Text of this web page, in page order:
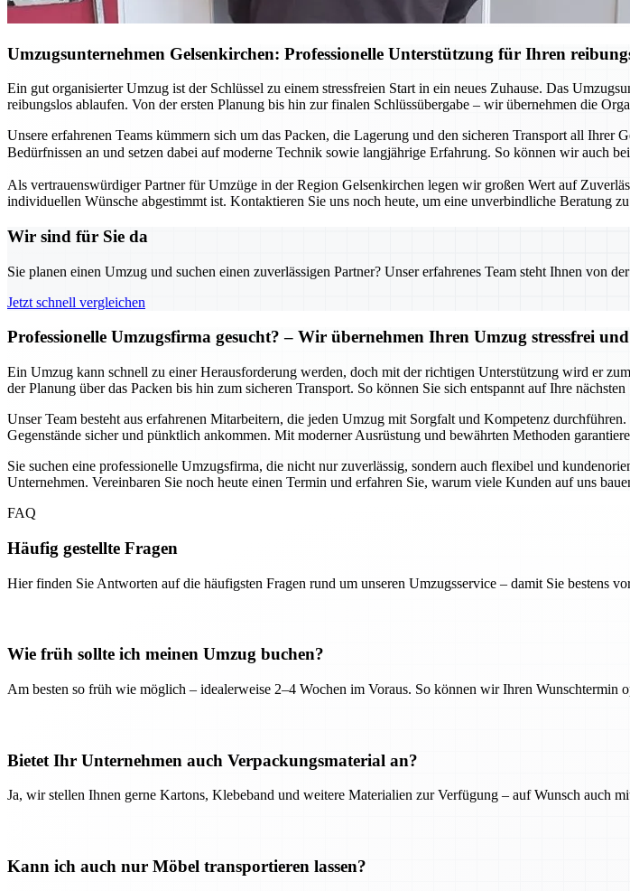
Umzugsunternehmen Gelsenkirchen: Professionelle Unterstützung für Ihren
Ein gut organisierter Umzug ist der Schlüssel zu einem stressfreien Start in ein neues Zuhause. Das
reibungslos ablaufen. Von der ersten Planung bis hin zur finalen Schlüssübergabe – wir übernehmen die
Unsere erfahrenen Teams kümmern sich um das Packen, die Lagerung und den sicheren Transport all
Bedürfnissen an und setzen dabei auf moderne Technik sowie langjährige Erfahrung. So können wir auch
Als vertrauenswürdiger Partner für Umzüge in der Region Gelsenkirchen legen wir großen Wert auf
individuellen Wünsche abgestimmt ist. Kontaktieren Sie uns noch heute, um eine unverbindliche Beratung
Wir sind für Sie da
Sie planen einen Umzug und suchen einen zuverlässigen Partner? Unser erfahrenes Team steht Ihnen von
Jetzt schnell vergleichen
Professionelle Umzugsfirma gesucht? – Wir übernehmen Ihren Umzug stressfrei
Ein Umzug kann schnell zu einer Herausforderung werden, doch mit der richtigen Unterstützung wird er
der Planung über das Packen bis hin zum sicheren Transport. So können Sie sich entspannt auf Ihre
Unser Team besteht aus erfahrenen Mitarbeitern, die jeden Umzug mit Sorgfalt und Kompetenz
Gegenstände sicher und pünktlich ankommen. Mit moderner Ausrüstung und bewährten Methoden
Sie suchen eine professionelle Umzugsfirma, die nicht nur zuverlässig, sondern auch flexibel und
Unternehmen. Vereinbaren Sie noch heute einen Termin und erfahren Sie, warum viele Kunden auf uns
FAQ
Häufig gestellte Fragen
Hier finden Sie Antworten auf die häufigsten Fragen rund um unseren Umzugsservice – damit Sie bestens
Wie früh sollte ich meinen Umzug buchen?
Am besten so früh wie möglich – idealerweise 2–4 Wochen im Voraus. So können wir Ihren Wunschtermin
Bietet Ihr Unternehmen auch Verpackungsmaterial an?
Ja, wir stellen Ihnen gerne Kartons, Klebeband und weitere Materialien zur Verfügung – auf Wunsch auch
Kann ich auch nur Möbel transportieren lassen?